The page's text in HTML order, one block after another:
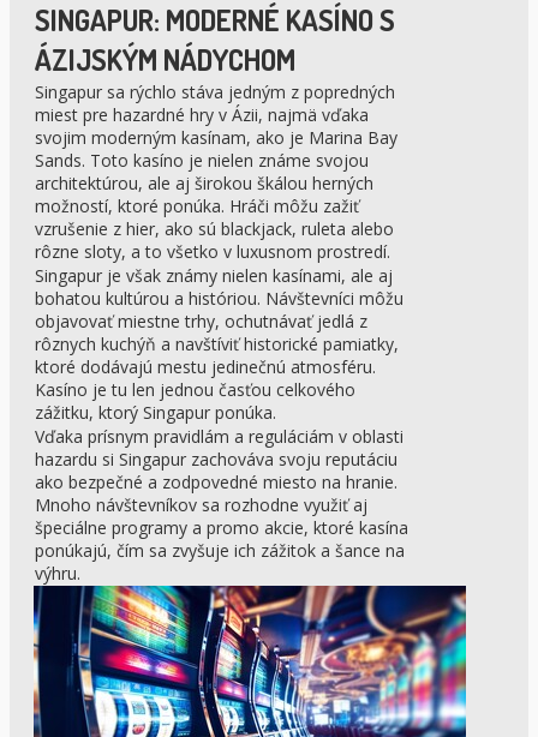
SINGAPUR: MODERNÉ KASÍNO S
ÁZIJSKÝM NÁDYCHOM
Singapur sa rýchlo stáva jedným z popredných
miest pre hazardné hry v Ázii, najmä vďaka
svojim moderným kasínam, ako je Marina Bay
Sands. Toto kasíno je nielen známe svojou
architektúrou, ale aj širokou škálou herných
možností, ktoré ponúka. Hráči môžu zažiť
vzrušenie z hier, ako sú blackjack, ruleta alebo
rôzne sloty, a to všetko v luxusnom prostredí.
Singapur je však známy nielen kasínami, ale aj
bohatou kultúrou a históriou. Návštevníci môžu
objavovať miestne trhy, ochutnávať jedlá z
rôznych kuchýň a navštíviť historické pamiatky,
ktoré dodávajú mestu jedinečnú atmosféru.
Kasíno je tu len jednou časťou celkového
zážitku, ktorý Singapur ponúka.
Vďaka prísnym pravidlám a reguláciám v oblasti
hazardu si Singapur zachováva svoju reputáciu
ako bezpečné a zodpovedné miesto na hranie.
Mnoho návštevníkov sa rozhodne využiť aj
špeciálne programy a promo akcie, ktoré kasína
ponúkajú, čím sa zvyšuje ich zážitok a šance na
výhru.